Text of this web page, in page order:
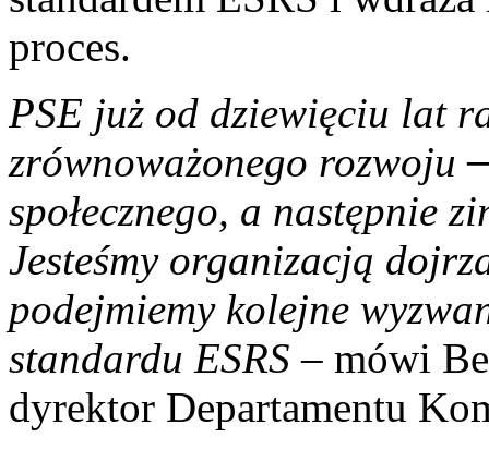
proces.
PSE już od dziewięciu lat
zrównoważonego rozwoju
społecznego, a następnie
Jesteśmy organizacją
podejmiemy kolejne
standardu ESRS – mówi
dyrektor Departamentu